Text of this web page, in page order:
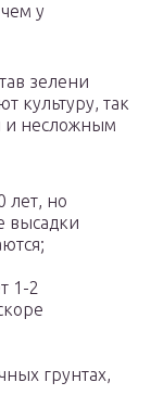
у
зелени
культуру, так
и несложным
лет, но
высадки
1-2
грунтах,